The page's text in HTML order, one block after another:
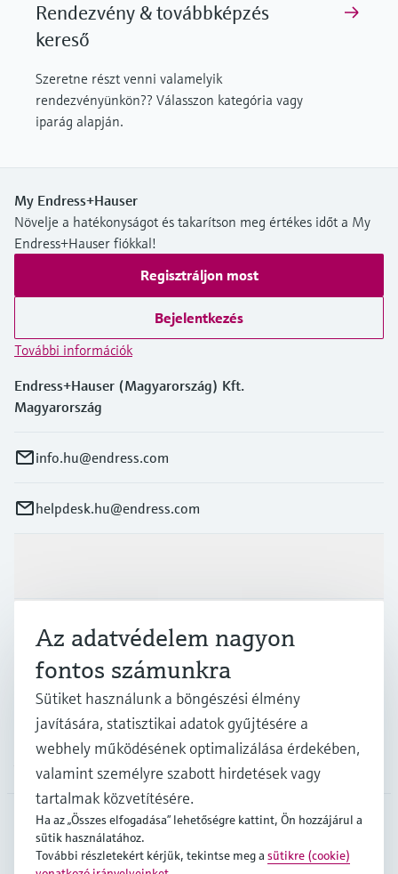
Rendezvény & továbbképzés
kereső
Szeretne részt venni valamelyik
rendezvényünkön?? Válasszon kategória vagy
iparág alapján.
My Endress+Hauser
Növelje a hatékonyságot és takarítson meg értékes időt a My
Endress+Hauser fiókkal!
Regisztráljon most
Bejelentkezés
További információk
Endress+Hauser (Magyarország) Kft.
Magyarország
info.hu@endress.com
helpdesk.hu@endress.com
Iparágak
Támogatás
HUN Magyar
Az adatvédelem nagyon
fontos számunkra
Sütiket használunk a böngészési élmény
javítására, statisztikai adatok gyűjtésére a
webhely működésének optimalizálása érdekében,
valamint személyre szabott hirdetések vagy
tartalmak közvetítésére.
Ha az „Összes elfogadása” lehetőségre kattint, Ön hozzájárul a
sütik használatához.
További részletekért kérjük, tekintse meg a sütikre (cookie)